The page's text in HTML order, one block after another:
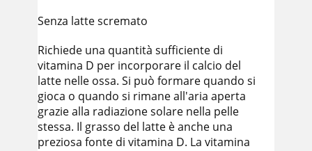
Senza latte scremato
Richiede una quantità sufficiente di
vitamina D per incorporare il calcio del
latte nelle ossa. Si può formare quando si
gioca o quando si rimane all'aria aperta
grazie alla radiazione solare nella pelle
stessa. Il grasso del latte è anche una
preziosa fonte di vitamina D. La vitamina